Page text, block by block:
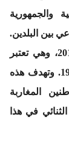
والجمهورية
بين البلدين.
وتم توقيع الاتفاقية في الرباط بتاريخ 31 يناير 2011، وهي تعتبر
تطويرا للاتفاقية السابقة التي وقعت في عام 1972. وتهدف هذه
المغاربة
في هذا